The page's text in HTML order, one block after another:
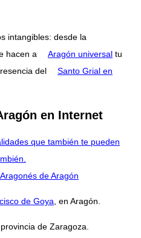
intangibles: desde la
hacen a Aragón universal tu
del
Santo Grial en
en Internet
que también te pueden
Aragonés de Aragón
de Goya , en Aragón.
de Zaragoza.